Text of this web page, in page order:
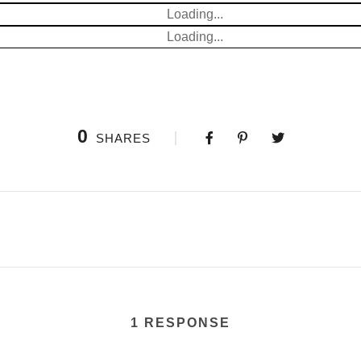
Loading...
Loading...
0 SHARES
1 RESPONSE